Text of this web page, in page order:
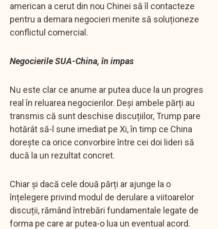
american a cerut din nou Chinei să îl contacteze
pentru a demara negocieri menite să soluționeze
conflictul comercial.
Negocierile SUA-China, în impas
Nu este clar ce anume ar putea duce la un progres
real în reluarea negocierilor. Deși ambele părți au
transmis că sunt deschise discuțiilor, Trump pare
hotărât să-l sune imediat pe Xi, în timp ce China
dorește ca orice convorbire între cei doi lideri să
ducă la un rezultat concret.
Chiar și dacă cele două părți ar ajunge la o
înțelegere privind modul de derulare a viitoarelor
discuții, rămând întrebări fundamentale legate de
forma pe care ar putea-o lua un eventual acord.